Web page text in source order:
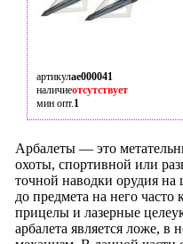
артикулae000041
наличиеотсутствует
мин опт.1
Арбалеты — это
охоты, спортивной или
точной наводки орудия на
до предмета на него
прицелы и лазерные
арбалета является ложе, в